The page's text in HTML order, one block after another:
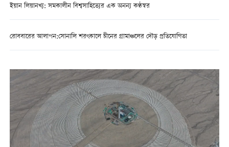
ইয়ান লিয়ানখ্য: সমকালীন বিশ্বসাহিত্যের এক অনন্য কণ্ঠস্বর
রোববারের আলাপন:সোনালি শরৎকালে চীনের গ্রামাঞ্চলের দৌড় প্রতিযোগিতা